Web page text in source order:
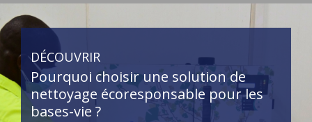
DÉCOUVRIR
Pourquoi choisir une solution de
nettoyage écoresponsable pour les
bases-vie ?